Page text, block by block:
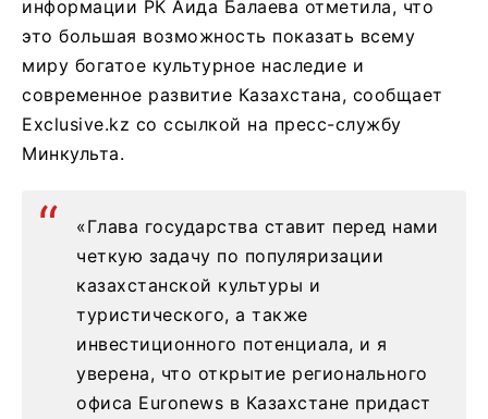
информации РК Аида Балаева отметила, что
это большая возможность показать всему
миру богатое культурное наследие и
современное развитие Казахстана, сообщает
Exclusive.kz со ссылкой на пресс-службу
Минкульта.
«Глава государства ставит перед нами
четкую задачу по популяризации
казахстанской культуры и
туристического, а также
инвестиционного потенциала, и я
уверена, что открытие регионального
офиса Euronews в Казахстане придаст